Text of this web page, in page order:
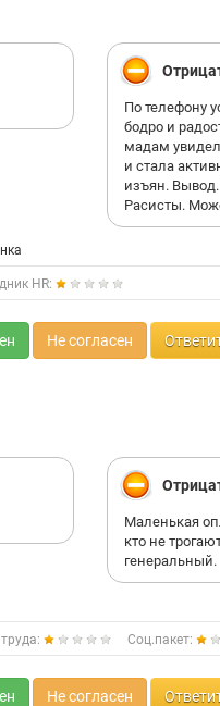
По телефону
бодро и
мадам
и стала
изъян.
Расисты.
HR:
Не согласен
Маленькая
кто не
генеральный.
Соц.пакет:
Не согласен